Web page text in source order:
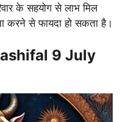
के सहयोग से लाभ मिल
करने से फायदा हो सकता है।
Rashifal 9 July